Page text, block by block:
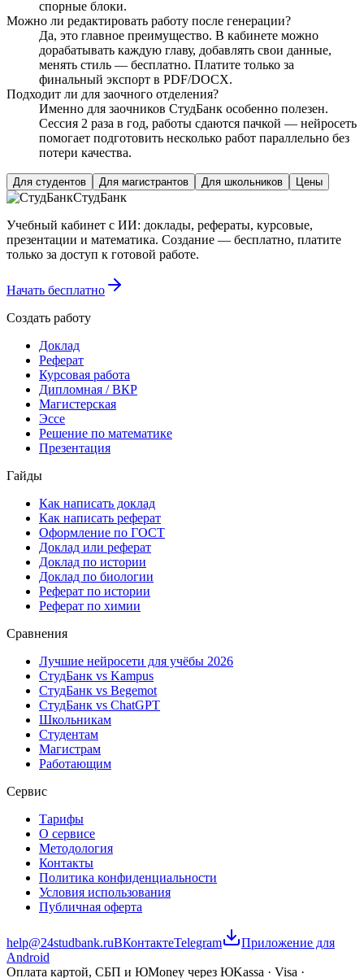
спорные блоки.
Можно ли редактировать работу после генерации?
Да, это главное преимущество. В кабинете можно
дорабатывать каждую главу, добавлять свои данные,
менять стиль — бесплатно. Платите только за
финальный экспорт в PDF/DOCX.
Подходит ли для заочного отделения?
Именно для заочников СтудБанк особенно полезен.
Сессия 2 раза в год, работы сдаются пачкой — нейросеть
помогает подготовить несколько работ параллельно без
потери качества.
Для студентов Для магистрантов Для школьников Цены
СтудБанк
Учебный кабинет с ИИ: доклады, рефераты, курсовые,
презентации и математика. Создание — бесплатно, платите
только за доступ к готовой работе.
Начать бесплатно
Создать работу
Доклад
Реферат
Курсовая работа
Дипломная / ВКР
Магистерская
Эссе
Решение по математике
Презентация
Гайды
Как написать доклад
Как написать реферат
Оформление по ГОСТ
Доклад или реферат
Доклад по истории
Доклад по биологии
Реферат по истории
Реферат по химии
Сравнения
Лучшие нейросети для учёбы 2026
СтудБанк vs Kampus
СтудБанк vs Begemot
СтудБанк vs ChatGPT
Школьникам
Студентам
Магистрам
Работающим
Сервис
Тарифы
О сервисе
Методология
Контакты
Политика конфиденциальности
Условия использования
Публичная оферта
help@24studbank.ruВКонтактеTelegram
Приложение для
Android
Оплата картой, СБП и ЮMoney через ЮKassa · Visa ·